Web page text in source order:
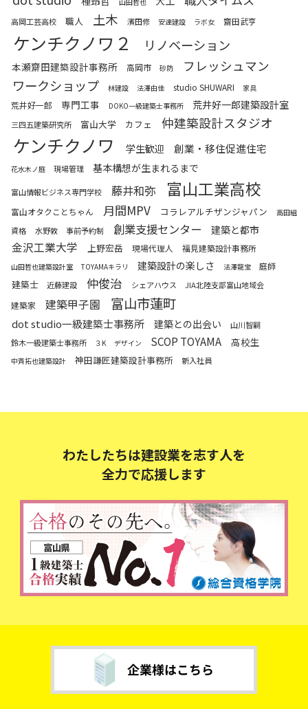
高岡工芸高校 職人 土木 濱田修 安達建設 ラボ女 齋田武亨
ケンチクノワ２ リノベーション
本瀬齋田建築設計事務所 高岡市 砂防 フレッシュマン
ワークショップ 林建設 法澤由佳 studio SHUWARI 家具
荒井好一郎 専門工事 DOKO一級建築士事務所 荒井好一郎建築設計室
三四五建築研究所 富山大学 カフェ 仲建築設計スタジオ
ケンチクノワ 学生歓迎 創業・移住促進住宅
花水木ノ庭 現場管理 基本構想が生まれるまで
富山情報ビジネス専門学校 藤井和弥 富山工業高校
富山オタクことちゃん 月間MPV コラレアルチザンジャパン 高田組
資格 水野敦 事前予約制 創業支援センター 建築と都市
金沢工業大学 上野宏岳 現場代理人 福見建築設計事務所
山田哲也建築設計室 TOYAMAキラリ 建築設計の楽しさ 法澤龍宝 庭師
建築士 近藤建設 仲俊治 シェアハウス JIA北陸支部富山地域会
建築家 建築甲子園 富山市蓮町
dot studio一級建築士事務所 建築との出会い
山川智嗣
鈴木一級建築士事務所
３K デザイン SCOP TOYAMA 高校生
中斉拓也建築設計 神田謙匠建築設計事務所 新入社員
わたしたちは建設業を志す人を
全力で応援します